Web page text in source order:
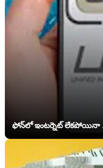
ఫోన్‌లో ఇంటర్నెట్ లేకపోయినా